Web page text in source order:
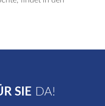
SIE DA!